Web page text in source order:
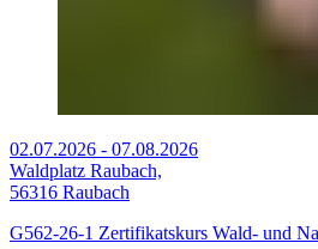
02.07.2026 - 07.08.2026
Waldplatz Raubach,
56316 Raubach
G562-26-1 Zertifikatskurs Wald- und